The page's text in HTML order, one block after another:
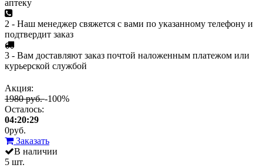
аптеку
2 - Наш менеджер свяжется с вами по указанному телефону и
подтвердит заказ
3 - Вам доставляют заказ почтой наложенным платежом или
курьерской службой
Акция:
1980 руб.-100%
Осталось:
04:20:29
0руб.
Заказать
В наличии
5 шт.